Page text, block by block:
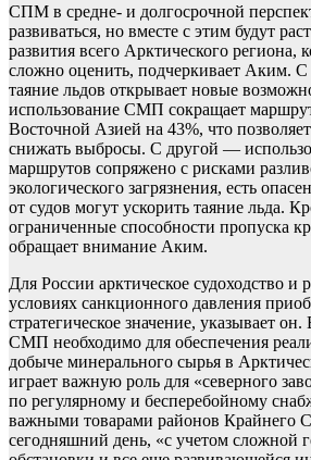
СПМ в средне- и долгосрочной
развиваться, но вместе с этим будут
развития всего Арктического региона,
сложно оценить, подчеркивает Аким.
таяние льдов открывает новые
использование СМП сокращает
Восточной Азией на 43%, что
снижать выбросы. С другой —
маршрутов сопряжено с рисками
экологического загрязнения, есть
от судов могут ускорить таяние льда.
ограниченные способности пропуска
обращает внимание Аким.
Для России арктическое судоходство
условиях санкционного давления
стратегическое значение, указывает
СМП необходимо для обеспечения
добыче минерального сырья в
играет важную роль для «северного
по регулярному и бесперебойному
важными товарами районов Крайнего
сегодняшний день, «с учетом сложной